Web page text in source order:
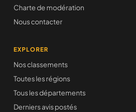
Charte de modération
Nous contacter
EXPLORER
Nos classements
Toutes les régions
Tous les départements
Derniers avis postés